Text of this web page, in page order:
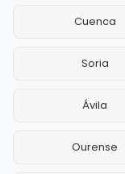
Cuenca
Soria
Ávila
Ourense